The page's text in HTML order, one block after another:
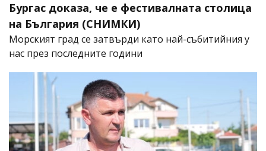
Бургас доказа, че е фестивалната столица
на България (СНИМКИ)
Морският град се затвърди като най-събитийния у
нас през последните години